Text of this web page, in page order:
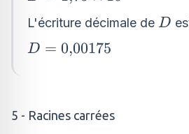
10^{ - 3}
L'écriture décimale de D
D
D=0{,}00175
D = 0,00175
5 - Racines carrées